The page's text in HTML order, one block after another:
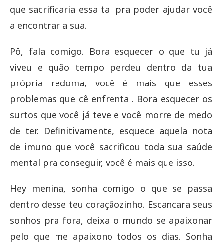
que sacrificaria essa tal pra poder ajudar você
a encontrar a sua.
Pô, fala comigo. Bora esquecer o que tu já
viveu e quão tempo perdeu dentro da tua
própria redoma, você é mais que esses
problemas que cê enfrenta . Bora esquecer os
surtos que você já teve e você morre de medo
de ter. Definitivamente, esquece aquela nota
de imuno que você sacrificou toda sua saúde
mental pra conseguir, você é mais que isso.
Hey menina, sonha comigo o que se passa
dentro desse teu coraçãozinho. Escancara seus
sonhos pra fora, deixa o mundo se apaixonar
pelo que me apaixono todos os dias. Sonha